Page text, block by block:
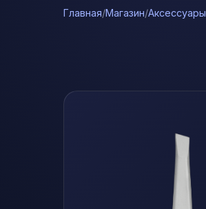
Главная/Магазин/Аксессуары